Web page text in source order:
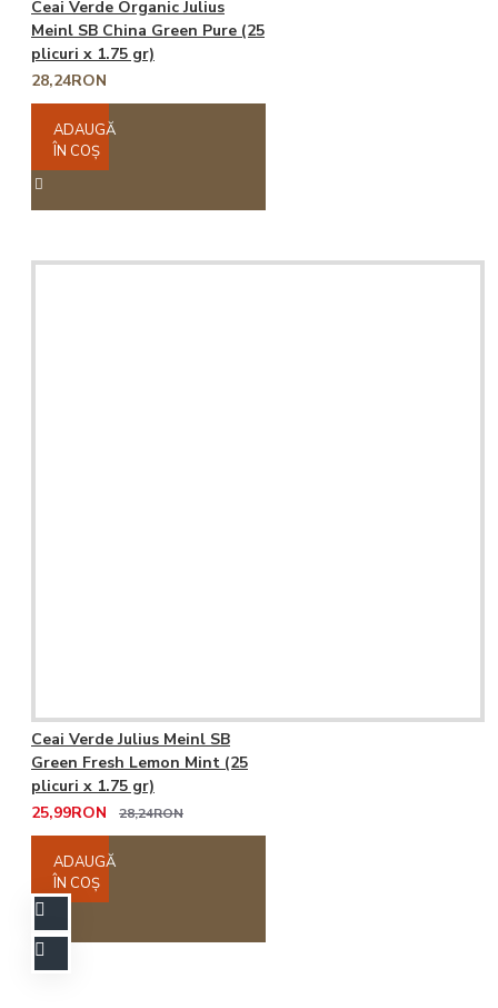
Ceai Verde Organic Julius
Meinl SB China Green Pure (25
plicuri x 1.75 gr)
28,24RON
ADAUGĂ
ÎN COŞ
Ceai Verde Julius Meinl SB
Green Fresh Lemon Mint (25
plicuri x 1.75 gr)
25,99RON
28,24RON
ADAUGĂ
ÎN COŞ